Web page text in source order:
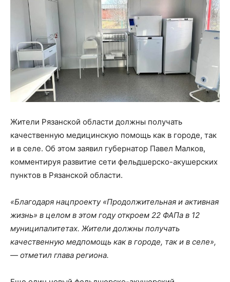
Жители Рязанской области должны получать
качественную медицинскую помощь как в городе, так
и в селе. Об этом заявил губернатор Павел Малков,
комментируя развитие сети фельдшерско-акушерских
пунктов в Рязанской области.
«Благодаря нацпроекту «Продолжительная и активная
жизнь» в целом в этом году откроем 22 ФАПа в 12
муниципалитетах. Жители должны получать
качественную медпомощь как в городе, так и в селе»,
— отметил глава региона.